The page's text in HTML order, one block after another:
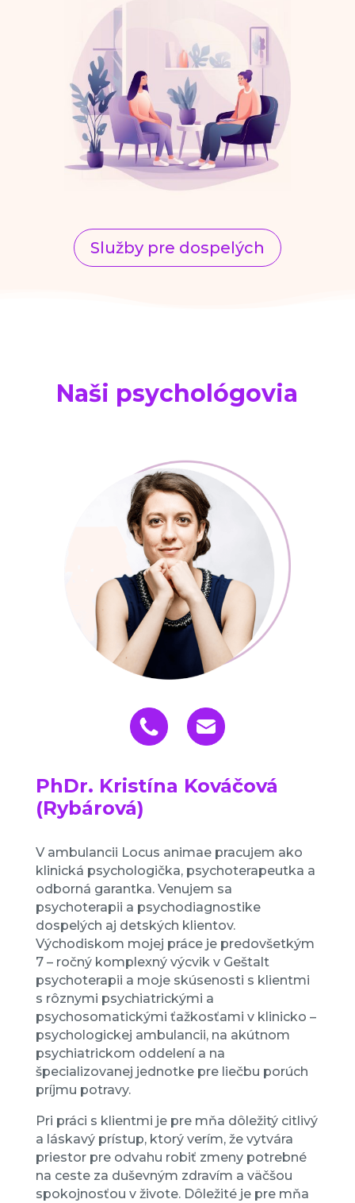
Služby pre dospelých
Naši psychológovia
PhDr. Kristína Kováčová
(Rybárová)
V ambulancii Locus animae pracujem ako
klinická psychologička, psychoterapeutka a
odborná garantka. Venujem sa
psychoterapii a psychodiagnostike
dospelých aj detských klientov.
Východiskom mojej práce je predovšetkým
7 – ročný komplexný výcvik v Geštalt
psychoterapii a moje skúsenosti s klientmi
s rôznymi psychiatrickými a
psychosomatickými ťažkosťami v klinicko –
psychologickej ambulancii, na akútnom
psychiatrickom oddelení a na
špecializovanej jednotke pre liečbu porúch
príjmu potravy.
Pri práci s klientmi je pre mňa dôležitý citlivý
a láskavý prístup, ktorý verím, že vytvára
priestor pre odvahu robiť zmeny potrebné
na ceste za duševným zdravím a väčšou
spokojnosťou v živote. Dôležité je pre mňa